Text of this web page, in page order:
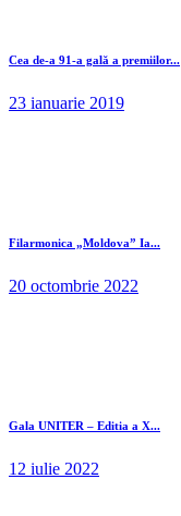
Cea de-a 91-a gală a premiilor...
23 ianuarie 2019
Filarmonica „Moldova” Ia...
20 octombrie 2022
Gala UNITER – Editia a X...
12 iulie 2022